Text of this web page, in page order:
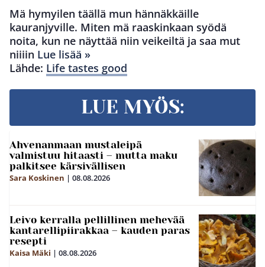
Mä hymyilen täällä mun hännäkkäille
kauranjyville. Miten mä raaskinkaan syödä
noita, kun ne näyttää niin veikeiltä ja saa mut
niiiin Lue lisää »
Lähde: Life tastes good
LUE MYÖS:
Ahvenanmaan mustaleipä
valmistuu hitaasti – mutta maku
palkitsee kärsivällisen
Sara Koskinen | 08.08.2026
Leivo kerralla pellillinen mehevää
kantarellipiirakkaa – kauden paras
resepti
Kaisa Mäki | 08.08.2026